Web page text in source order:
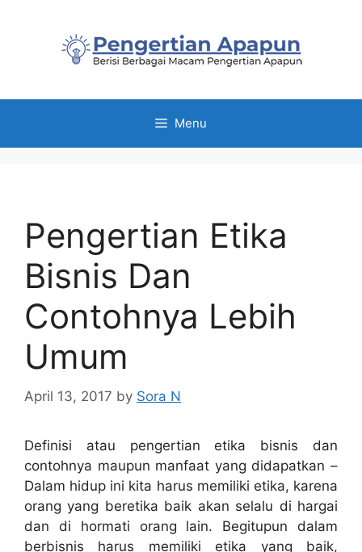
Menu
Pengertian Etika
Bisnis Dan
Contohnya Lebih
Umum
April 13, 2017 by Sora N
Definisi atau pengertian etika bisnis dan
contohnya maupun manfaat yang didapatkan –
Dalam hidup ini kita harus memiliki etika, karena
orang yang beretika baik akan selalu di hargai
dan di hormati orang lain. Begitupun dalam
berbisnis harus memiliki etika yang baik,